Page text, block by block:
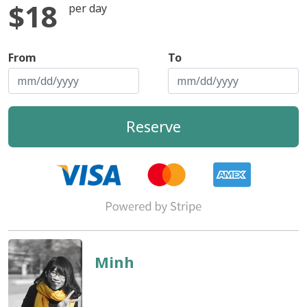
$18 per day
From To
Reserve
Minh